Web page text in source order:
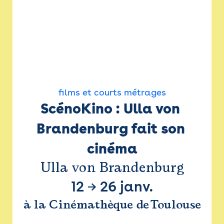
films et courts métrages
ScénoKino : Ulla von
Brandenburg fait son
cinéma
Ulla von Brandenburg
12 → 26 janv.
à la Cinémathèque de Toulouse